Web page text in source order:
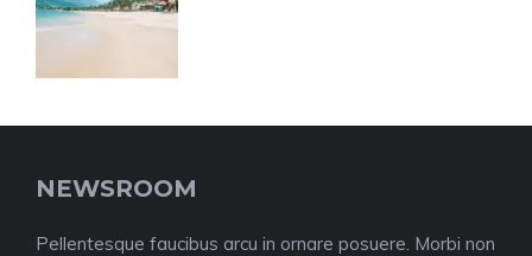
NEWSROOM
Pellentesque faucibus arcu in ornare posuere. Morbi non